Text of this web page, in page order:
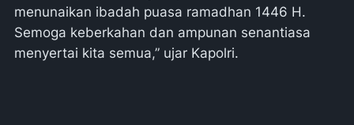
menunaikan ibadah puasa ramadhan 1446 H.
Semoga keberkahan dan ampunan senantiasa
menyertai kita semua,” ujar Kapolri.